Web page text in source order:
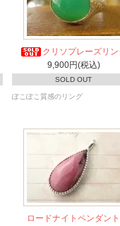
クリソプレーズリ
9,900円(税込)
SOLD OUT
ぽこぽこ質感のリング
ロードナイトペンダント